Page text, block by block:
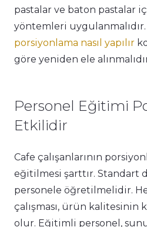
pastalar ve baton pastalar
yöntemleri uygulanmalıdır.
porsiyonlama nasıl yapılır
göre yeniden ele
Personel Eğitimi
Etkilidir
Cafe çalışanlarının
eğitilmesi şarttır. Standart
personele öğretilmelidir.
çalışması, ürün kalitesinin
olur. Eğitimli personel,